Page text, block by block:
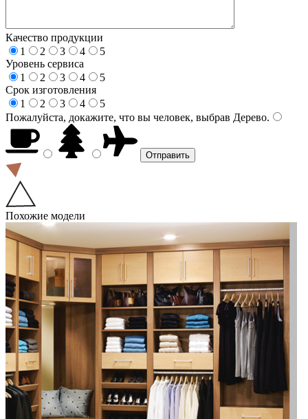
Качество продукции
1
2 3 4
5
Уровень сервиса
1
2 3 4
5
Срок изготовления
1
2 3 4
5
Пожалуйста, докажите, что вы человек, выбрав Дерево.
Похожие модели